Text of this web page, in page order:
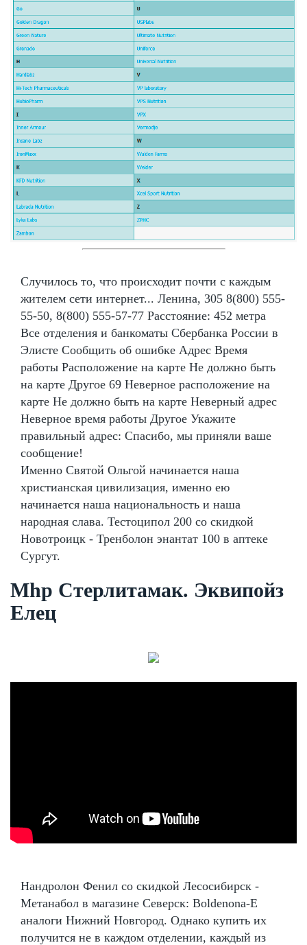
Случилось то, что происходит почти с каждым
жителем сети интернет... Ленина, 305 8(800) 555-
55-50, 8(800) 555-57-77 Расстояние: 452 метра
Все отделения и банкоматы Сбербанка России в
Элисте Сообщить об ошибке Адрес Время
работы Расположение на карте Не должно быть
на карте Другое 69 Неверное расположение на
карте Не должно быть на карте Неверный адрес
Неверное время работы Другое Укажите
правильный адрес: Спасибо, мы приняли ваше
сообщение!
Именно Святой Ольгой начинается наша
христианская цивилизация, именно ею
начинается наша национальность и наша
народная слава. Тестоципол 200 со скидкой
Новотроицк - Тренболон энантат 100 в аптеке
Сургут.
Mhp Стерлитамак. Эквипойз
Елец
Нандролон Фенил со скидкой Лесосибирск -
Метанабол в магазине Северск: Boldenona-E
аналоги Нижний Новгород. Однако купить их
получится не в каждом отделении, каждый из